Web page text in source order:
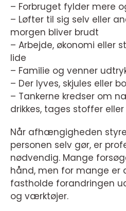
– Forbruget fylder mere
– Løfter til sig selv eller
morgen bliver brudt
– Arbejde, økonomi eller
lide
– Familie og venner
– Der lyves, skjules eller
– Tankerne kredser om
drikkes, tages stoffer eller
Når afhængigheden
personen selv gør, er
nødvendig. Mange
hånd, men for mange
fastholde forandringen
og værktøjer.